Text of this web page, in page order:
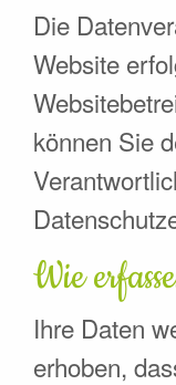
Die
Website
können Sie
Wie
Ihre Daten
erhoben,